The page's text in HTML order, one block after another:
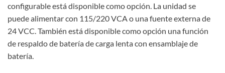
configurable está disponible como opción. La unidad se
puede alimentar con 115/220 VCA o una fuente externa de
24 VCC. También está disponible como opción una función
de respaldo de batería de carga lenta con ensamblaje de
batería.